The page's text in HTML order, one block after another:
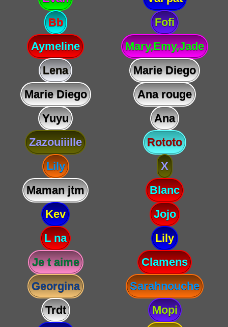
Bb
Fofi
Aymeline
Mary,Emy,Jade
Lena
Marie Diego
Marie Diego
Ana rouge
Yuyu
Ana
Zazouiiille
Rototo
Lily
X
Maman jtm
Blanc
Kev
Jojo
L na
Lily
Je t aime
Clamens
Georgina
Sarahnouche
Trdt
Mopi